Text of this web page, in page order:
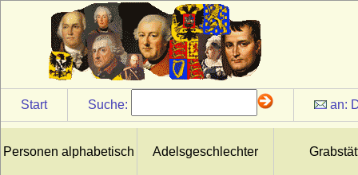
Start Suche: an:
Personen alphabetisch Adelsgeschlechter